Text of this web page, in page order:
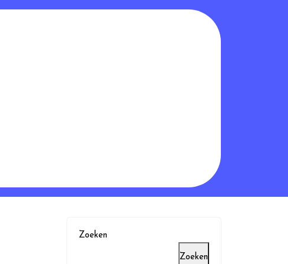
Zoeken
Zoeken